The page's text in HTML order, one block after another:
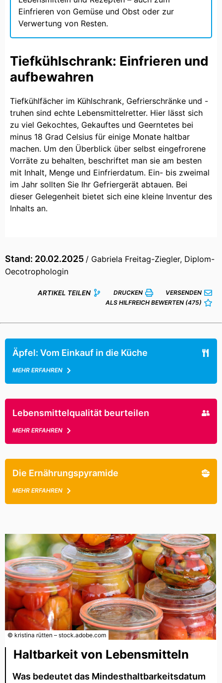
Einfrieren von Gemüse und Obst oder zur
Verwertung von Resten.
Tiefkühlschrank: Einfrieren und
aufbewahren
Tiefkühlfächer im Kühlschrank, Gefrierschränke und -
truhen sind echte Lebensmittelretter. Hier lässt sich
zu viel Gekochtes, Gekauftes und Geerntetes bei
minus 18 Grad Celsius für einige Monate haltbar
machen. Um den Überblick über selbst eingefrorene
Vorräte zu behalten, beschriftet man sie am besten
mit Inhalt, Menge und Einfrierdatum. Ein- bis zweimal
im Jahr sollten Sie Ihr Gefriergerät abtauen. Bei
dieser Gelegenheit bietet sich eine kleine Inventur des
Inhalts an.
Stand: 20.02.2025 / Gabriela Freitag-Ziegler, Diplom-
Oecotrophologin
ARTIKEL TEILEN DRUCKEN
VERSENDEN
ALS HILFREICH BEWERTEN (475)
Äpfel: Vom Einkauf in die Küche
MEHR ERFAHREN
Lebensmittelqualität beurteilen
MEHR ERFAHREN
Die Ernährungspyramide
MEHR ERFAHREN
© kristina rütten – stock.adobe.com
Haltbarkeit von Lebensmitteln
Was bedeutet das Mindesthaltbarkeitsdatum